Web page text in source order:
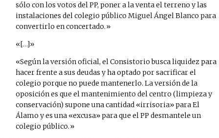
sólo con los votos del PP, poner a la venta el terreno y las
instalaciones del colegio público Miguel Ángel Blanco para
convertirlo en concertado.
[…]
Según la versión oficial, el Consistorio busca liquidez para
hacer frente a sus deudas y ha optado por sacrificar el
colegio porque no puede mantenerlo. La versión de la
oposición es que el mantenimiento del centro (limpieza y
conservación) supone una cantidad «irrisoria» para El
Álamo y es una «excusa» para que el PP desmantele un
colegio público.